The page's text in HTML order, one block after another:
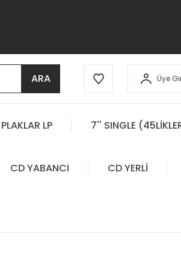
ARA Üye
LP 7'' SINGLE
CD YABANCI CD YERLİ